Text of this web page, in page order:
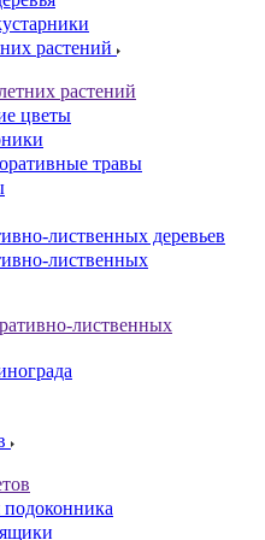
растений
растений
цветы
травы
лиственных деревьев
лиственных
лиственных